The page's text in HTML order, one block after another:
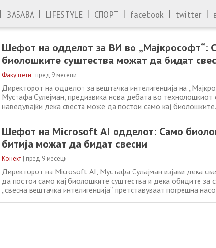
| ЗАБАВА | LIFESTYLE | СПОРТ | facebook | twitter |
Шефот на одделот за ВИ во „Мајкрософт“:
биолошките суштества можат да бидат
Факултети | пред 9 месеци
Директорот на одделот за вештачка интелигенција на
Мустафа Сулејман, предизвика нова дебата во технолошкиот
наведувајќи дека свеста може да постои само кај биолошките
повика истражувачите да не
Шефот на Microsoft AI одделот: Само
битија можат да бидат свесни
Конект | пред 9 месеци
Директорот на Microsoft AI, Мустафа Сулајман изјави дека
да постои само кај биолошките суштества и дека обидите за
„свесна вештачка интелигенција“ претставуваат погрешна